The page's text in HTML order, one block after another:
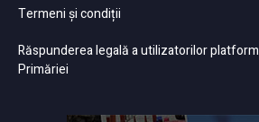
Termeni și condiții
Răspunderea legală a utilizatorilor
Primăriei